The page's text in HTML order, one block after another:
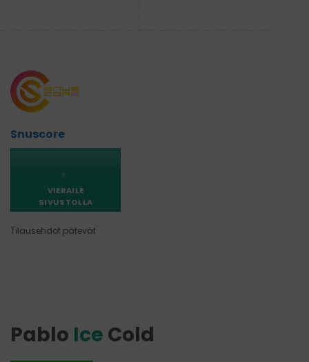
Snuscore
VIERAILE
SIVUSTOLLA
Tilausehdot pätevät
Pablo Ice Cold